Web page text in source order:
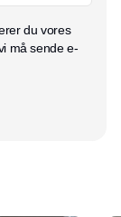
du vores
må sende e-